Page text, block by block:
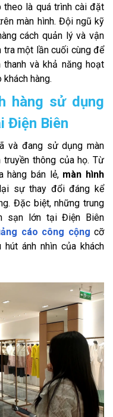
là quá trình cài đặt
màn hình. Đội ngũ kỹ
cách quản lý và vận
tra một lần cuối cùng để
và khả năng hoạt
hàng.
hàng sử dụng
Điện Biên
và đang sử dụng màn
thông của họ. Từ
hàng bán lẻ, màn hình
sự thay đổi đáng kể
Đặc biệt, những trung
sạn lớn tại Điện Biên
cáo công cộng cỡ
ánh nhìn của khách